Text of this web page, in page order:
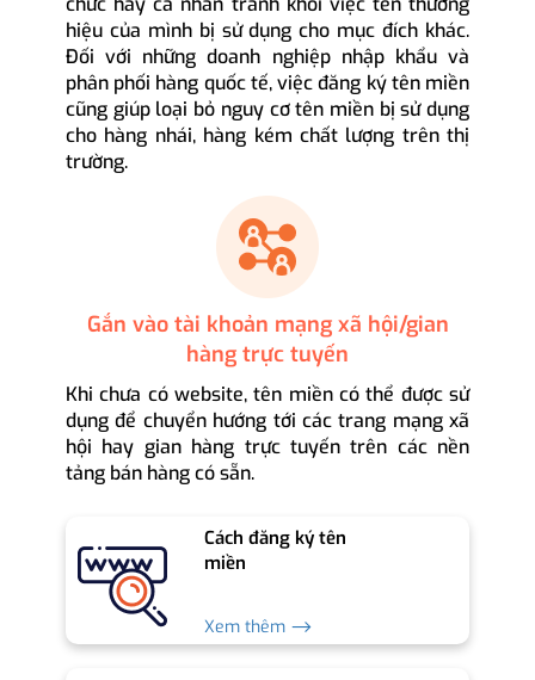
hiệu của mình bị sử dụng cho mục đích khác.
Đối với những doanh nghiệp nhập khẩu và
phân phối hàng quốc tế, việc đăng ký tên miền
cũng giúp loại bỏ nguy cơ tên miền bị sử dụng
cho hàng nhái, hàng kém chất lượng trên thị
trường.
Gắn vào tài khoản mạng xã hội/gian
hàng trực tuyến
Khi chưa có website, tên miền có thể được sử
dụng để chuyển hướng tới các trang mạng xã
hội hay gian hàng trực tuyến trên các nền
tảng bán hàng có sẵn.
Cách đăng ký tên
miền
Xem thêm ⟶